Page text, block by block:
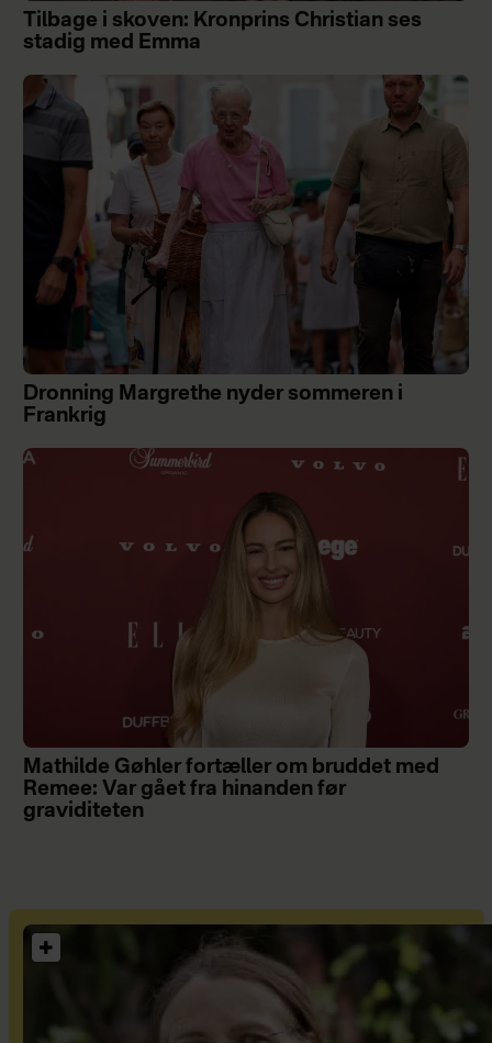
Tilbage i skoven: Kronprins Christian ses
stadig med Emma
Dronning Margrethe nyder sommeren i
Frankrig
Mathilde Gøhler fortæller om bruddet med
Remee: Var gået fra hinanden før
graviditeten